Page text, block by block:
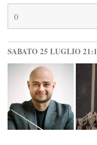
SABATO 25 LUGLIO